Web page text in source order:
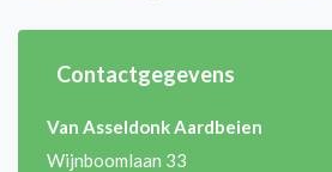
Contactgegevens
Van Asseldonk Aardbeien
Wijnboomlaan 33